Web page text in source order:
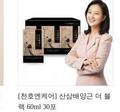
[천호엔케어] 산삼배양근 더 블
랙 60ml 30포